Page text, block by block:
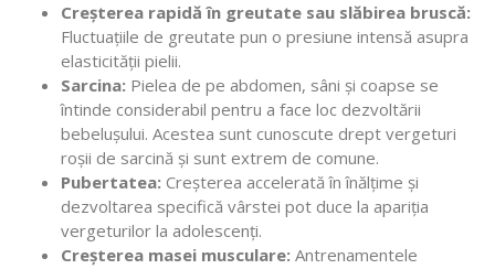
Creșterea rapidă în greutate sau slăbirea bruscă:
Fluctuațiile de greutate pun o presiune intensă asupra
elasticității pielii.
Sarcina: Pielea de pe abdomen, sâni și coapse se
întinde considerabil pentru a face loc dezvoltării
bebelușului. Acestea sunt cunoscute drept vergeturi
roșii de sarcină și sunt extrem de comune.
Pubertatea: Creșterea accelerată în înălțime și
dezvoltarea specifică vârstei pot duce la apariția
vergeturilor la adolescenți.
Creșterea masei musculare: Antrenamentele